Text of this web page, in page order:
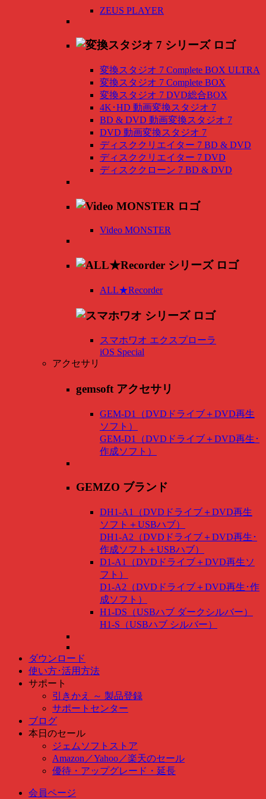
ZEUS PLAYER
変換スタジオ 7 Complete BOX ULTRA
変換スタジオ 7 Complete BOX
変換スタジオ 7 DVD総合BOX
4K･HD 動画変換スタジオ 7
BD & DVD 動画変換スタジオ 7
DVD 動画変換スタジオ 7
ディスククリエイター 7 BD & DVD
ディスククリエイター 7 DVD
ディスククローン 7 BD & DVD
Video MONSTER
ALL★Recorder
スマホワオ エクスプローラ
iOS Special
アクセサリ
gemsoft アクセサリ
GEM-D1（DVDドライブ＋DVD再生
ソフト）
GEM-D1（DVDドライブ＋DVD再生･
作成ソフト）
GEMZO ブランド
DH1-A1（DVDドライブ＋DVD再生
ソフト＋USBハブ）
DH1-A2（DVDドライブ＋DVD再生･
作成ソフト＋USBハブ）
D1-A1（DVDドライブ＋DVD再生ソ
フト）
D1-A2（DVDドライブ＋DVD再生･作
成ソフト）
H1-DS（USBハブ ダークシルバー）
H1-S（USBハブ シルバー）
ダウンロード
使い方･活用方法
サポート
引きかえ ～ 製品登録
サポートセンター
ブログ
本日のセール
ジェムソフトストア
Amazon ／Yahoo ／楽天のセール
優待・アップグレード・延長
会員ページ